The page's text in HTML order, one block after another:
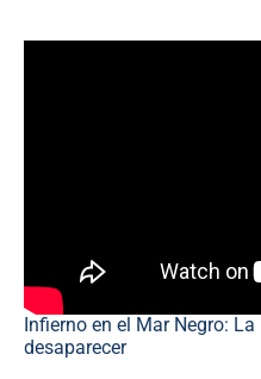
Infierno en el Mar Negro:
desaparecer